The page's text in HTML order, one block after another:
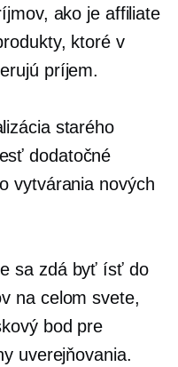
ako je affiliate
ktoré v
príjem.
starého
dodatočné
vytvárania nových
sa zdá byť ísť do
na celom svete,
bod pre
uverejňovania.